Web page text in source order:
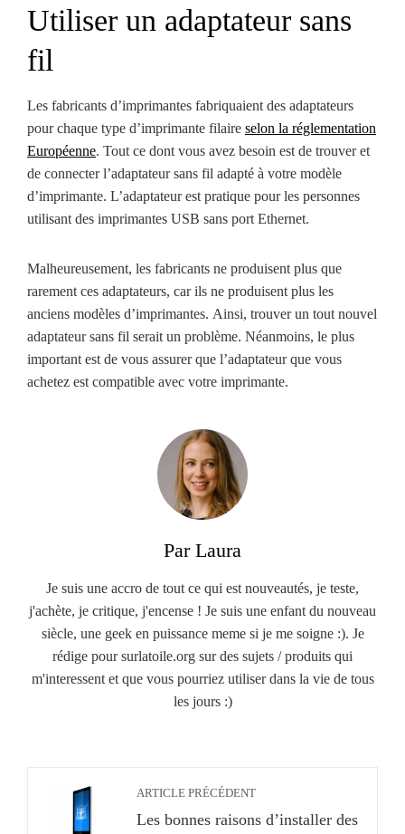
Utiliser un adaptateur sans
fil
Les fabricants d’imprimantes fabriquaient des adaptateurs
pour chaque type d’imprimante filaire selon la réglementation
Européenne. Tout ce dont vous avez besoin est de trouver et
de connecter l’adaptateur sans fil adapté à votre modèle
d’imprimante. L’adaptateur est pratique pour les personnes
utilisant des imprimantes USB sans port Ethernet.
Malheureusement, les fabricants ne produisent plus que
rarement ces adaptateurs, car ils ne produisent plus les
anciens modèles d’imprimantes. Ainsi, trouver un tout nouvel
adaptateur sans fil serait un problème. Néanmoins, le plus
important est de vous assurer que l’adaptateur que vous
achetez est compatible avec votre imprimante.
Par Laura
Je suis une accro de tout ce qui est nouveautés, je teste,
j'achète, je critique, j'encense ! Je suis une enfant du nouveau
siècle, une geek en puissance meme si je me soigne :). Je
rédige pour surlatoile.org sur des sujets / produits qui
m'interessent et que vous pourriez utiliser dans la vie de tous
les jours :)
ARTICLE PRÉCÉDENT
Les bonnes raisons d’installer des